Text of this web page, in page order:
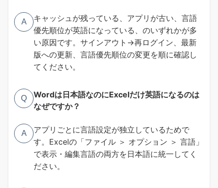
A
キャッシュが残っている、アプリが古い、言語
優先順位が英語になっている、のいずれかが多
い原因です。サインアウト→再ログイン、最新
版への更新、言語優先順位の変更を順に確認し
てください。
Q
Wordは日本語なのにExcelだけ英語になるのは
なぜですか？
A
アプリごとに言語設定が独立しているためで
す。Excelの「ファイル ＞ オプション ＞ 言語」
で表示・編集言語の両方を日本語に統一してく
ださい。